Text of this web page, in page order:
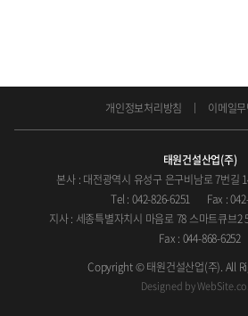
개인정보처리방침 이메일
태원건설산업(주)
본사 : 대전광역시 유성구 은구비남로 7번길
Tel : 042-826-6251
Fax :
지사 : 세종특별자치시 마음로 78 스마트큐브2
Fax : 044-868-6252
Copyright © 태원건설산업(주). All
Designed by